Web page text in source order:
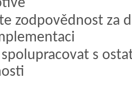
zodpovědnost za
s